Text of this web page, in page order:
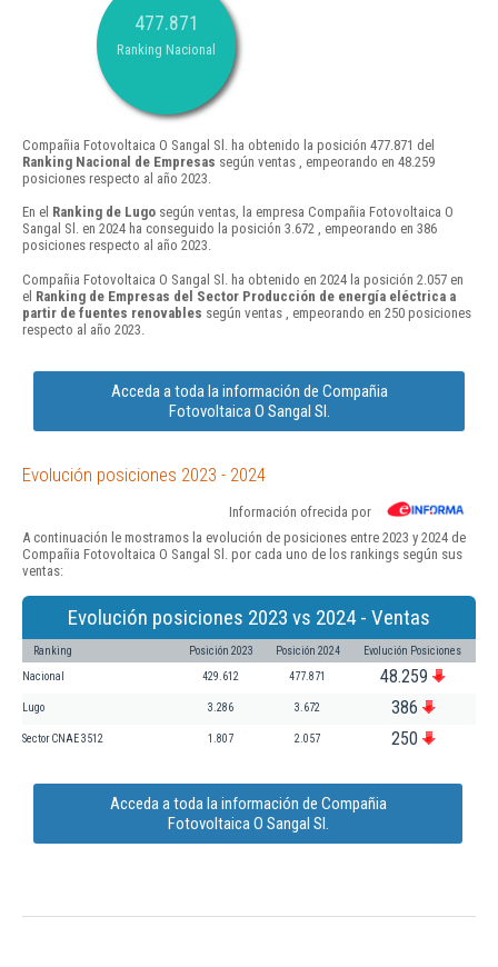
477.871
Ranking Nacional
Compañia Fotovoltaica O Sangal Sl. ha obtenido la posición 477.871 del
Ranking Nacional de Empresas según ventas , empeorando en 48.259
posiciones respecto al año 2023.
En el Ranking de Lugo según ventas, la empresa Compañia Fotovoltaica O
Sangal Sl. en 2024 ha conseguido la posición 3.672 , empeorando en 386
posiciones respecto al año 2023.
Compañia Fotovoltaica O Sangal Sl. ha obtenido en 2024 la posición 2.057 en
el Ranking de Empresas del Sector Producción de energía eléctrica a
partir de fuentes renovables según ventas , empeorando en 250 posiciones
respecto al año 2023.
Acceda a toda la información de Compañia
Fotovoltaica O Sangal Sl.
Evolución posiciones 2023 - 2024
Información ofrecida por
A continuación le mostramos la evolución de posiciones entre 2023 y 2024 de
Compañia Fotovoltaica O Sangal Sl. por cada uno de los rankings según sus
ventas:
Evolución posiciones 2023 vs 2024 - Ventas
Ranking Posición 2023 Posición 2024 Evolución Posiciones
Nacional 429.612 477.871 48.259
Lugo 3.286 3.672 386
Sector CNAE 3512 1.807 2.057 250
Acceda a toda la información de Compañia
Fotovoltaica O Sangal Sl.